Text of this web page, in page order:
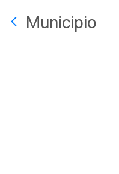
Municipio